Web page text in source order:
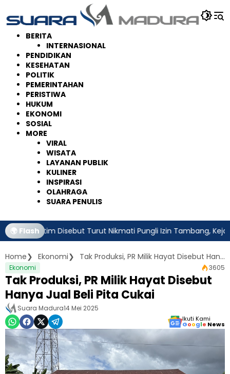
ke
konten
BERITA
INTERNASIONAL
PENDIDIKAN
KESEHATAN
POLITIK
PEMERINTAHAN
PERISTIWA
HUKUM
EKONOMI
SOSIAL
MORE
VIRAL
WISATA
LAYANAN PUBLIK
KULINER
INSPIRASI
OLAHRAGA
SUARA PENULIS
🌍 Flash
Jatim Disebut Turut Nikmati Pungli Izin Tambang, Kejagung
Home Ekonomi Tak Produksi, PR Milik Hayat Disebut Hanya Jual Beli Pita Cukai
Ekonomi 3605
Tak Produksi, PR Milik Hayat Disebut
Hanya Jual Beli Pita Cukai
Suara Madura14 Mei 2025
Ikuti Kami
Google News